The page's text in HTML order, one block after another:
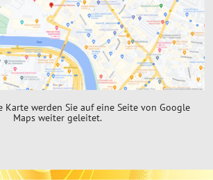
Karte werden Sie auf eine Seite von Google
Maps weiter geleitet.